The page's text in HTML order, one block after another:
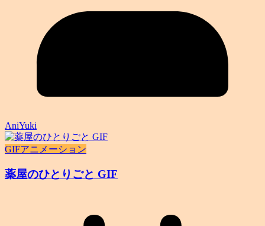
AniYuki
GIFアニメーション
薬屋のひとりごと GIF